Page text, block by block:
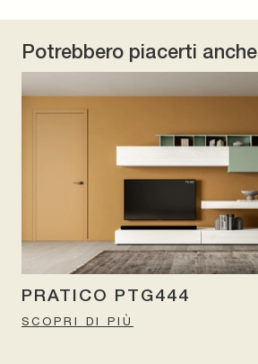
Potrebbero piacerti anche
PRATICO PTG444
SCOPRI DI PIÙ